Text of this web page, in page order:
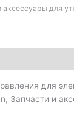
аксессуары для
для
Запчасти и